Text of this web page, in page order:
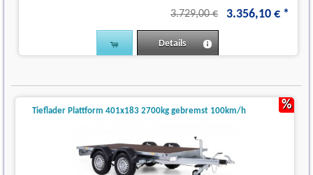
3.729,00 € 3.356,10 € *
Details
Tieflader Plattform 401x183 2700kg gebremst 100km/h %